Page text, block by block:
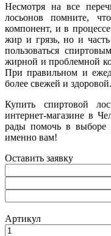
Несмотря на все
лосьонов помните,
компонент, и в
жир и грязь, но и
пользоваться
жирной и проблемной
При правильном и
более свежей и здоровой.
Купить спиртовой
интернет-магазине в
рады помочь в выборе
именно вам!
Оставить заявку
Артикул